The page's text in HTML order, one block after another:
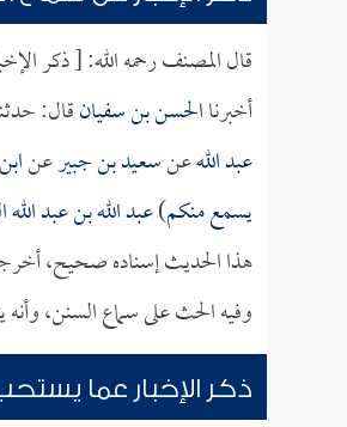
قال المصنف رحمه الله: [ ذكر
أخبرناالحسن بن سفيانقال:
عبد اللهعنسعيد بن جبيرعن
يسمع منكم)عبد الله بن عبد
هذا الحديث إسناده صحيح،
وفيه الحث على سماع السنن،
ذكر الإخبار عما